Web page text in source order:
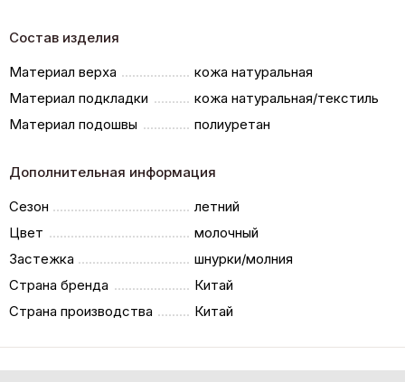
Состав изделия
Материал верха
кожа натуральная
Материал подкладки
кожа натуральная/текстиль
Материал подошвы
полиуретан
Дополнительная информация
Сезон
летний
Цвет
молочный
Застежка
шнурки/молния
Страна бренда
Китай
Страна производства
Китай